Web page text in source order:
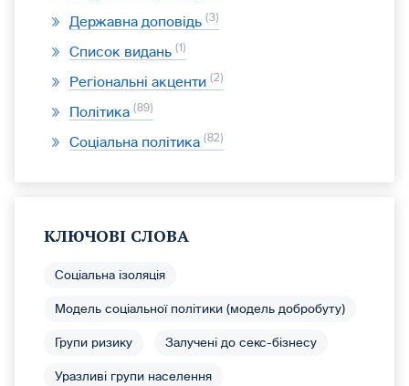
Державна доповідь 3
Список видань 1
Регіональні акценти 2
Політика 89
Соціальна політика 82
КЛЮЧОВІ СЛОВА
Соціальна ізоляція
Модель соціальної політики (модель добробуту)
Групи ризику Залучені до секс-бізнесу
Уразливі групи населення